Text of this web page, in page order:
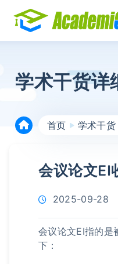
学术干货详
首页 学术干货
会议论文EI
2025-09-28
会议论文EI指的是
下：